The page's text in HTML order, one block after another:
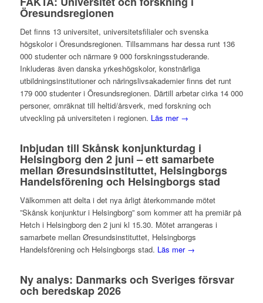
Öresundsregionen
Det finns 13 universitet, universitetsfilialer och svenska
högskolor i Öresundsregionen. Tillsammans har dessa runt 136
000 studenter och närmare 9 000 forskningsstuderande.
Inkluderas även danska yrkeshögskolor, konstnärliga
utbildningsinstitutioner och näringslivsakademier finns det runt
179 000 studenter i Öresundsregionen. Därtill arbetar cirka 14 000
personer, omräknat till heltid/årsverk, med forskning och
utveckling på universiteten i regionen. Läs mer →
Inbjudan till Skånsk konjunkturdag i
Helsingborg den 2 juni – ett samarbete
mellan Øresundsinstituttet, Helsingborgs
Handelsförening och Helsingborgs stad
Välkommen att delta i det nya årligt återkommande mötet
”Skånsk konjunktur i Helsingborg” som kommer att ha premiär på
Hetch i Helsingborg den 2 juni kl 15.30. Mötet arrangeras i
samarbete mellan Øresundsinstituttet, Helsingborgs
Handelsförening och Helsingborgs stad. Läs mer →
Ny analys: Danmarks och Sveriges försvar
och beredskap 2026